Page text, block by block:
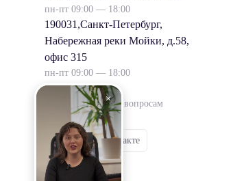
пн-пт 09:00 — 18:00
190031,Санкт-Петербург,
Набережная реки Мойки, д.58,
офис 315
пн-пт 09:00 — 18:00
info@1svai.ru
пишите по любым вопросам
Группа Вконтакте